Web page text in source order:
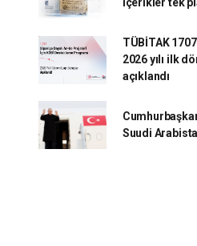
TÜBİTAK
2026 yılı ilk
açıklandı
Suudi